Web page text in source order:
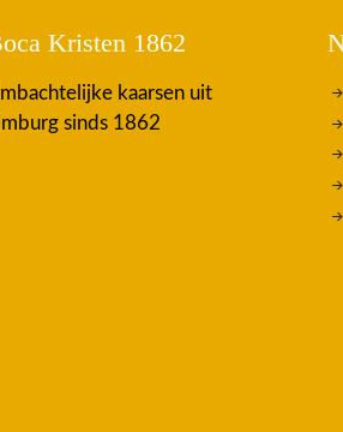
Kristen 1862
kaarsen uit
sinds 1862